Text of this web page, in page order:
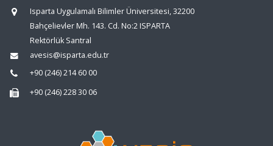
Isparta Uygulamalı Bilimler Üniversitesi, 32200
Bahçelievler Mh. 143. Cd. No:2 ISPARTA
Rektörlük Santral
avesis@isparta.edu.tr
+90 (246) 214 60 00
+90 (246) 228 30 06